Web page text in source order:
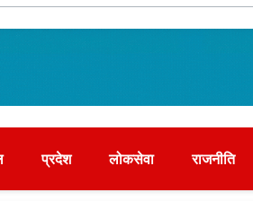
प्रदेश लोकसेवा राजनीति